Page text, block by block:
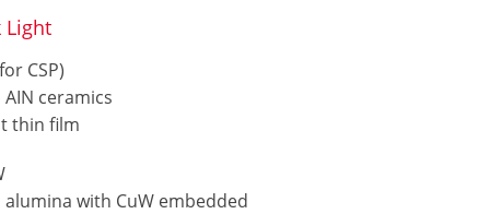
Light
CSP)
ceramics
thin film
alumina with CuW embedded